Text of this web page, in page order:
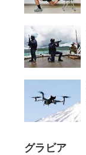
グラビア